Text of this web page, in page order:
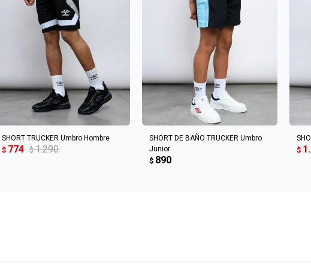
SHORT TRUCKER Umbro Hombre
$ 774 $ 1.290
AGREGAR AL CARRITO
SHORT DE BAÑO TRUCKER Umbro
Junior
$ 890
AGREGAR AL CARRITO
$